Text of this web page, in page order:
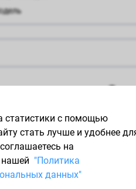
ценам?
Продажа
то это может стать
экономия на материалах
придется ждать
статистики с помощью
стать лучше и удобнее
на
нашей "Политика
данных"